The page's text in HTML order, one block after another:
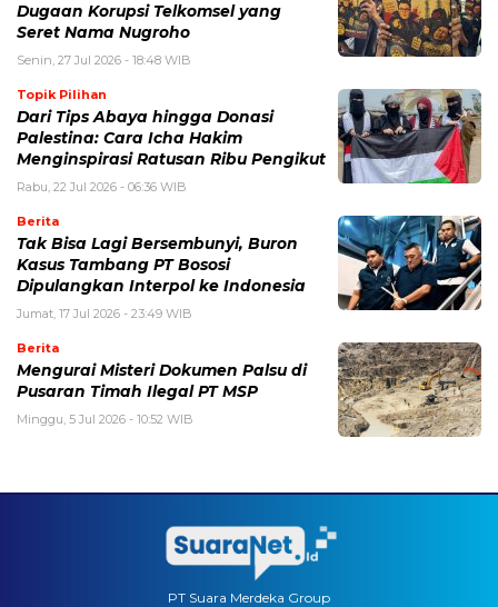
Dugaan Korupsi Telkomsel yang
Seret Nama Nugroho
Senin, 27 Jul 2026 - 18:48 WIB
Topik Pilihan
Dari Tips Abaya hingga Donasi
Palestina: Cara Icha Hakim
Menginspirasi Ratusan Ribu Pengikut
Rabu, 22 Jul 2026 - 06:36 WIB
Berita
Tak Bisa Lagi Bersembunyi, Buron
Kasus Tambang PT Bososi
Dipulangkan Interpol ke Indonesia
Jumat, 17 Jul 2026 - 23:49 WIB
Berita
Mengurai Misteri Dokumen Palsu di
Pusaran Timah Ilegal PT MSP
Minggu, 5 Jul 2026 - 10:52 WIB
PT Suara Merdeka Group